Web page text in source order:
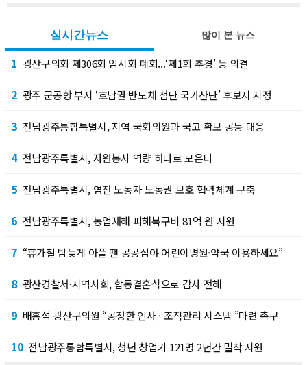
실시간뉴스
1 광산구의회 제306회 임시회 폐회...‘제1회 추경’ 등 의결
2 광주 군공항 부지 ‘호남권 반도체 첨단 국가산단’ 후보지 지정
3 전남광주통합특별시, 지역 국회의원과 국고 확보 공동 대응
4 전남광주특별시, 자원봉사 역량 하나로 모은다
5 전남광주특별시, 염전 노동자 노동권 보호 협력체계 구축
6 전남광주특별시, 농업재해 피해복구비 81억 원 지원
7 “휴가철 밤늦게 아플 땐 공공심야 어린이병원·약국 이용하세요”
8 광산경찰서·지역사회, 합동결혼식으로 감사 전해
9 배홍석 광산구의원 “공정한 인사 · 조직관리 시스템 ”마련 촉구
10 전남광주통합특별시, 청년 창업가 121명 2년간 밀착 지원
많이 본 뉴스